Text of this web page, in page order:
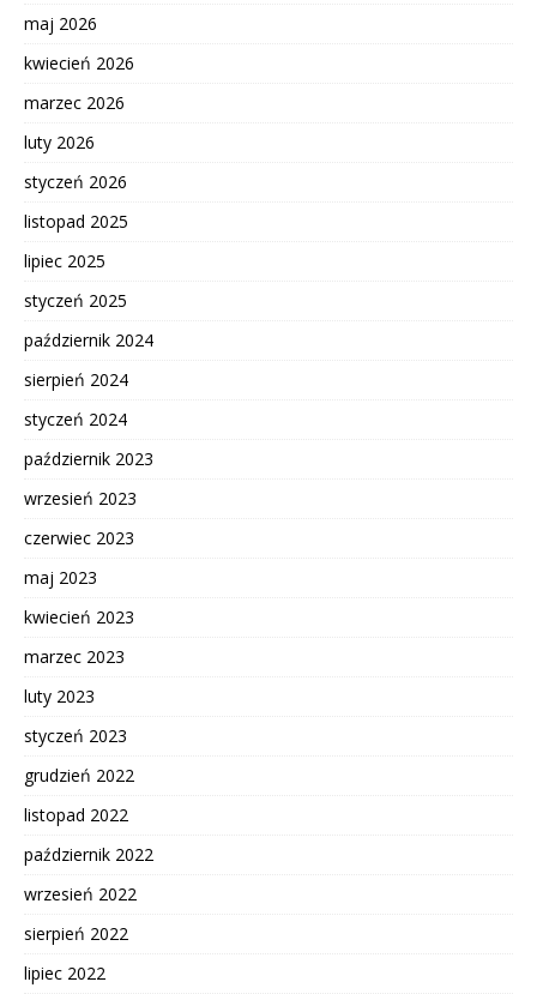
maj 2026
kwiecień 2026
marzec 2026
luty 2026
styczeń 2026
listopad 2025
lipiec 2025
styczeń 2025
październik 2024
sierpień 2024
styczeń 2024
październik 2023
wrzesień 2023
czerwiec 2023
maj 2023
kwiecień 2023
marzec 2023
luty 2023
styczeń 2023
grudzień 2022
listopad 2022
październik 2022
wrzesień 2022
sierpień 2022
lipiec 2022